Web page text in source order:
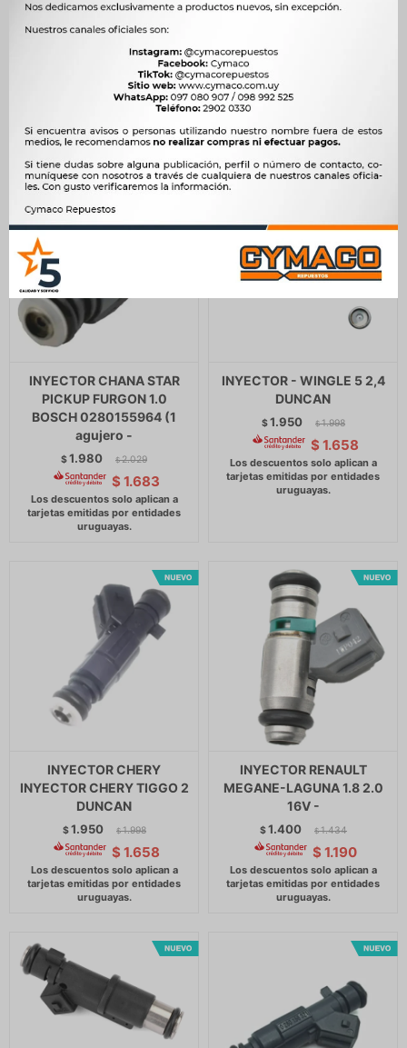
PULSE CRONOS STRADA
VOLCANO 1.3 IPE075
DUNCAN
1.639
$1.360
VICTORY DUNCAN
INYECTOR CHANA STAR
PICKUP FURGON 1.0
BOSCH 0280155964 (1
agujero -
$1.980 $ 2.029
$ 1.683
INYECTOR - WINGLE 5 2,4
DUNCAN
$1.950 $ 1.998
$ 1.658
INYECTOR CHERY
INYECTOR CHERY TIGGO 2
DUNCAN
$1.950 $ 1.998
$ 1.658
INYECTOR RENAULT
MEGANE-LAGUNA 1.8 2.0
16V -
$1.400 $ 1.434
$ 1.190